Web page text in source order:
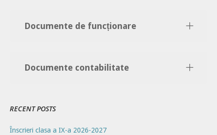
Documente de funcționare
Documente contabilitate
RECENT POSTS
Înscrieri clasa a IX-a 2026-2027